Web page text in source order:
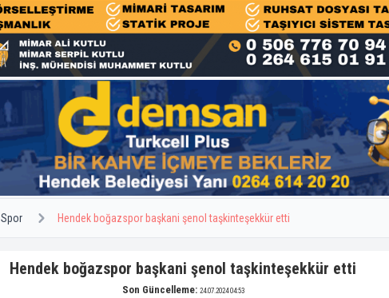
Spor Hendek boğazspor başkani şenol taşkinteşekkür etti
Hendek boğazspor başkani şenol taşkinteşekkür etti
Son Güncelleme: 24.07.2024 04:53